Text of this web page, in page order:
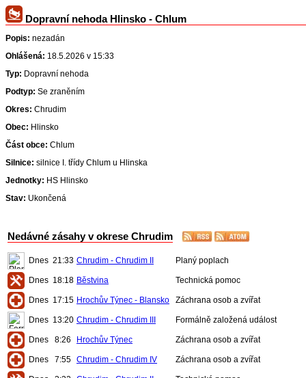
Dopravní nehoda Hlinsko - Chlum
Popis: nezadán
Ohlášená: 18.5.2026 v 15:33
Typ: Dopravní nehoda
Podtyp: Se zraněním
Okres: Chrudim
Obec: Hlinsko
Část obce: Chlum
Silnice: silnice I. třídy Chlum u Hlinska
Jednotky: HS Hlinsko
Stav: Ukončená
Nedávné zásahy v okrese Chrudim
Dnes 21:33 Chrudim - Chrudim II Planý poplach
Dnes 18:18 Běstvina Technická pomoc
Dnes 17:15 Hrochův Týnec - Blansko Záchrana osob a zvířat
Dnes 13:20 Chrudim - Chrudim III Formálně založená událost
Dnes 8:26 Hrochův Týnec Záchrana osob a zvířat
Dnes 7:55 Chrudim - Chrudim IV Záchrana osob a zvířat